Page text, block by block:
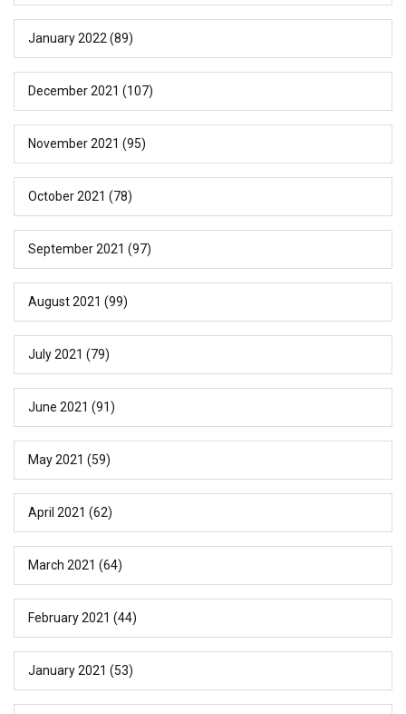
January 2022 (89)
December 2021 (107)
November 2021 (95)
October 2021 (78)
September 2021 (97)
August 2021 (99)
July 2021 (79)
June 2021 (91)
May 2021 (59)
April 2021 (62)
March 2021 (64)
February 2021 (44)
January 2021 (53)